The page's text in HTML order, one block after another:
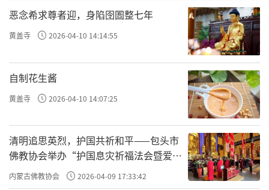
是佛教极其兴盛的时期，这或许是现实的痛苦
和无奈，让人们更容易产生遁入空门的念头。
有史料记载，那时全国共有寺院三四万所。是
时，佛教寺院占有土地和劳力，僧尼不耕不
织，虚耗国力。同时，寺院还销熔大量铜器乃
至钱币铸造佛像，致使铜价上涨，钱币奇缺。
石敬瑭很多方面照著後唐庄宗的「规矩」办
事，天福二年，他多次重申「此後不得辄造寺
院」的话，而石经幢的落款也是这一年，因此
恶念希求尊者迎，身陷囹圄整七年
黄盖寺 2026-04-10 14:14:55
自制花生酱
黄盖寺 2026-04-10 14:07:25
清明追思英烈，护国共祈和平——包头市
佛教协会举办“护国息灾祈福法会暨爱国
主义电影观影活动”
内蒙古佛教协会 2026-04-09 17:33:42